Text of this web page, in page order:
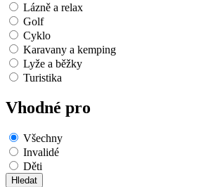
Lázně a relax
Golf
Cyklo
Karavany a kemping
Lyže a běžky
Turistika
Vhodné pro
Všechny
Invalidé
Děti